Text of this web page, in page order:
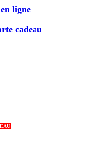
ligne
cadeau